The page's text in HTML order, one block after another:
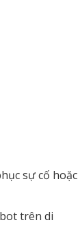
sự cố hoặc
trên di